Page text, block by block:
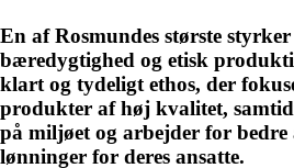
En af Rosmundes største
bæredygtighed og etisk
klart og tydeligt ethos, der
produkter af høj kvalitet,
på miljøet og arbejder for
lønninger for deres ansatte.